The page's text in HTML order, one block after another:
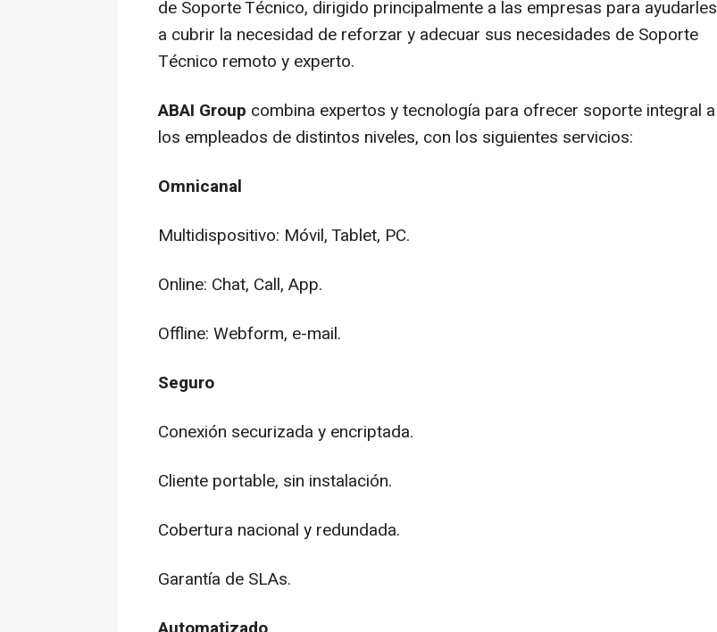
de Soporte Técnico, dirigido principalmente a las empresas para ayudarles
a cubrir la necesidad de reforzar y adecuar sus necesidades de Soporte
Técnico remoto y experto.
ABAI Group combina expertos y tecnología para ofrecer soporte integral a
los empleados de distintos niveles, con los siguientes servicios:
Omnicanal
Multidispositivo: Móvil, Tablet, PC.
Online: Chat, Call, App.
Offline: Webform, e-mail.
Seguro
Conexión securizada y encriptada.
Cliente portable, sin instalación.
Cobertura nacional y redundada.
Garantía de SLAs.